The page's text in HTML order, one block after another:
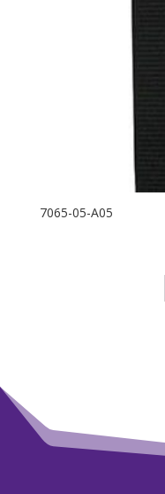
7065-05-A05